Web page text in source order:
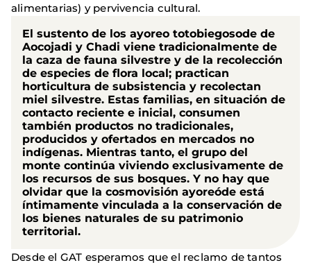
alimentarias) y pervivencia cultural.
El sustento de los ayoreo totobiegosode de
Aocojadi y Chadi viene tradicionalmente de
la caza de fauna silvestre y de la recolección
de especies de flora local; practican
horticultura de subsistencia y recolectan
miel silvestre. Estas familias, en situación de
contacto reciente e inicial, consumen
también productos no tradicionales,
producidos y ofertados en mercados no
indígenas. Mientras tanto, el grupo del
monte continúa viviendo exclusivamente de
los recursos de sus bosques. Y no hay que
olvidar que la cosmovisión ayoreóde está
íntimamente vinculada a la conservación de
los bienes naturales de su patrimonio
territorial.
Desde el GAT esperamos que el reclamo de tantos